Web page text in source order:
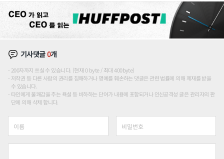
기사댓글0개
200자까지 쓰실 수 있습니다. (현재 0 byte / 최대 400byte)
저작권 등 다른 사람의 권리를 침해하거나 명예를 훼손하는 댓글은 관련 법률에 의해 제재를 받을
수 있습니다.
타인에게 불쾌감을 주는 욕설 등 비하하는 단어가 내용에 포함되거나 인신공격성 글은 관리자의 판
단에 의해 삭제 합니다.